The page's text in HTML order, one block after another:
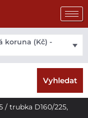
koruna (Kč) -
Vyhledat
/ trubka D160/225,